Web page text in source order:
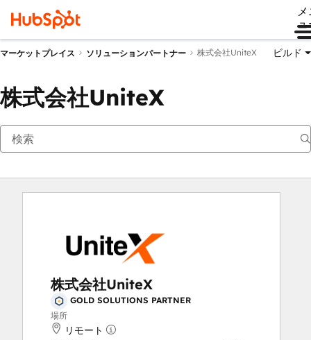
ュ
マーケットプレイス ソリューションパートナー 株式会社UniteX ビルド
株式会社UniteX
株式会社UniteX
GOLD SOLUTIONS PARTNER
場所
リモート